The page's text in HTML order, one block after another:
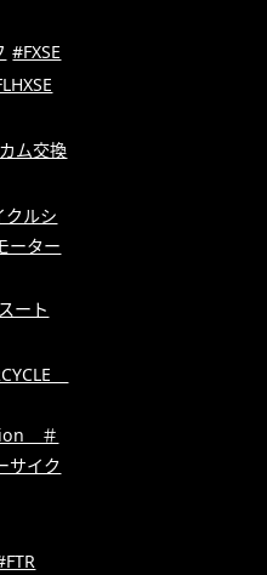
#FXSE
ム交換
ルシ
ーター
ート
＃
サイク